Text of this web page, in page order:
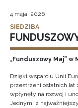
4 maja, 2026
SIEDZIBA
„Funduszowy Maj”
Dzięki wsparciu Unii
przestrzeni ostatnich lat
wpłynęły na rozwój i
Jednymi z